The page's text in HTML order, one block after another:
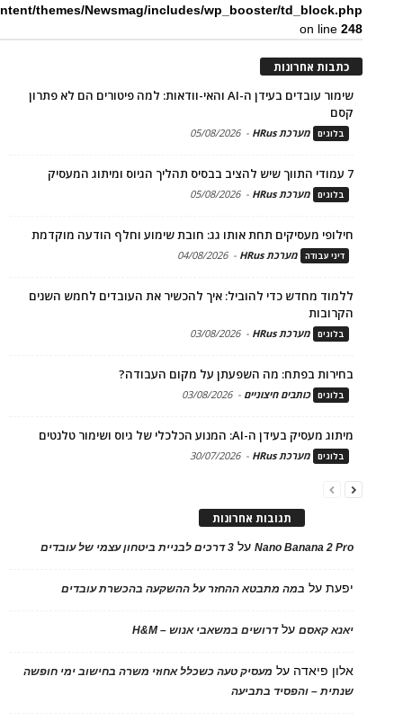
themes/Newsmag/includes/wp_booster/td_block.php
on line248
כתבות אחרונות
שימור עובדים בעידן ה-AI והאי-וודאות: למה פיטורים הם לא פתרון
קסם
בלוגים מערכת HRus -
05/08/2026
7 עמודי התווך שיש להציב בבסיס תהליך הגיוס ומיתוג המעסיק
בלוגים מערכת HRus -
05/08/2026
חילופי מעסיקים תחת אותו גג: חובת שימוע וחלף הודעה מוקדמת
דיני עבודה מערכת HRus -
04/08/2026
ללמוד מחדש כדי להוביל: איך להכשיר את העובדים לחמש השנים
הקרובות
בלוגים מערכת HRus -
03/08/2026
בחירות בפתח: מה השפעתן על מקום העבודה?
בלוגים כותבים חיצוניים -
03/08/2026
מיתוג מעסיק בעידן ה-AI: המנוע הכלכלי של גיוס ושימור טלנטים
בלוגים מערכת HRus -
30/07/2026
תגובות אחרונות
Nano Banana 2 Proעל 3 דרכים לבניית ביטחון עצמי של עובדים
יפעתעל במה מתבטא ההחזר על ההשקעה בהכשרת עובדים
יאנא קאסםעלדרושים במשאבי אנוש – H&M
אלון פיאדה על מעסיק טעה כשכלל אחוזי משרה בחישוב ימי חופשה
שנתית – והפסיד בתביעה